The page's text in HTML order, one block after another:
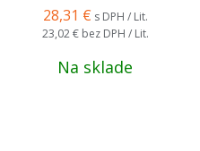
28,31 € s DPH / Lit.
23,02 € bez DPH / Lit.
Na sklade